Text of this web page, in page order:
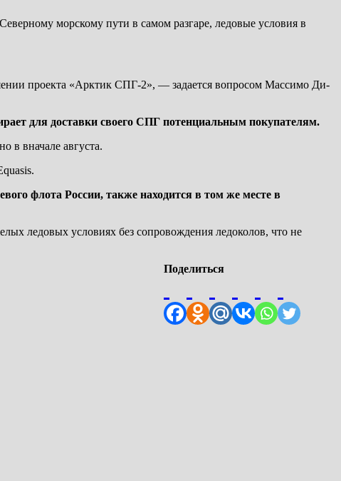
морскому пути в самом разгаре, ледовые условия в
проекта «Арктик СПГ-2», — задается вопросом Массимо Ди-
для доставки своего СПГ потенциальным покупателям.
в вначале августа.
флота России, также находится в том же месте в
ледовых условиях без сопровождения ледоколов, что не
Поделиться